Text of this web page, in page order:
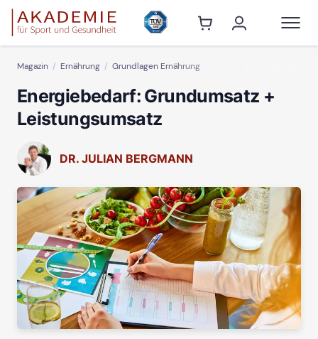
Magazin Ernährung Grundlagen Ernährung
Energiebedarf: Grundumsatz +
Leistungsumsatz
DR. JULIAN BERGMANN